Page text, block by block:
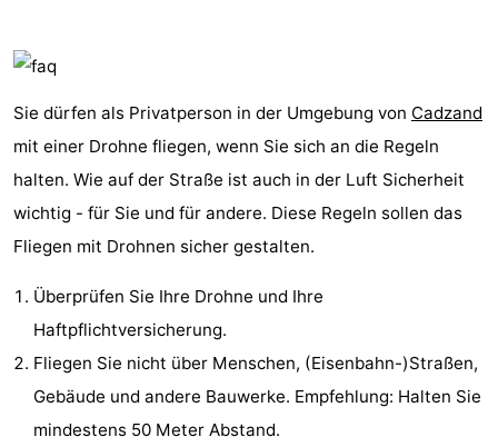
Bad
Zwinhoeve
Hotels
Lastminutes
Sehen
Denkmäler
-
Sie dürfen als Privatperson in der Umgebung von Cadzand
mit einer Drohne fliegen, wenn Sie sich an die Regeln
halten. Wie auf der Straße ist auch in der Luft Sicherheit
wichtig - für Sie und für andere. Diese Regeln sollen das
Fliegen mit Drohnen sicher gestalten.
Überprüfen Sie Ihre Drohne und Ihre
Haftpflichtversicherung.
Fliegen Sie nicht über Menschen, (Eisenbahn-)Straßen,
Gebäude und andere Bauwerke. Empfehlung: Halten Sie
mindestens 50 Meter Abstand.